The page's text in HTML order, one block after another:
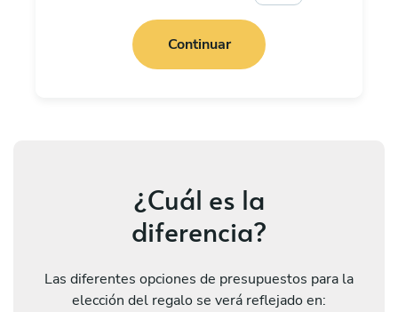
Continuar
¿Cuál es la
diferencia?
Las diferentes opciones de presupuestos para la
elección del regalo se verá reflejado en: